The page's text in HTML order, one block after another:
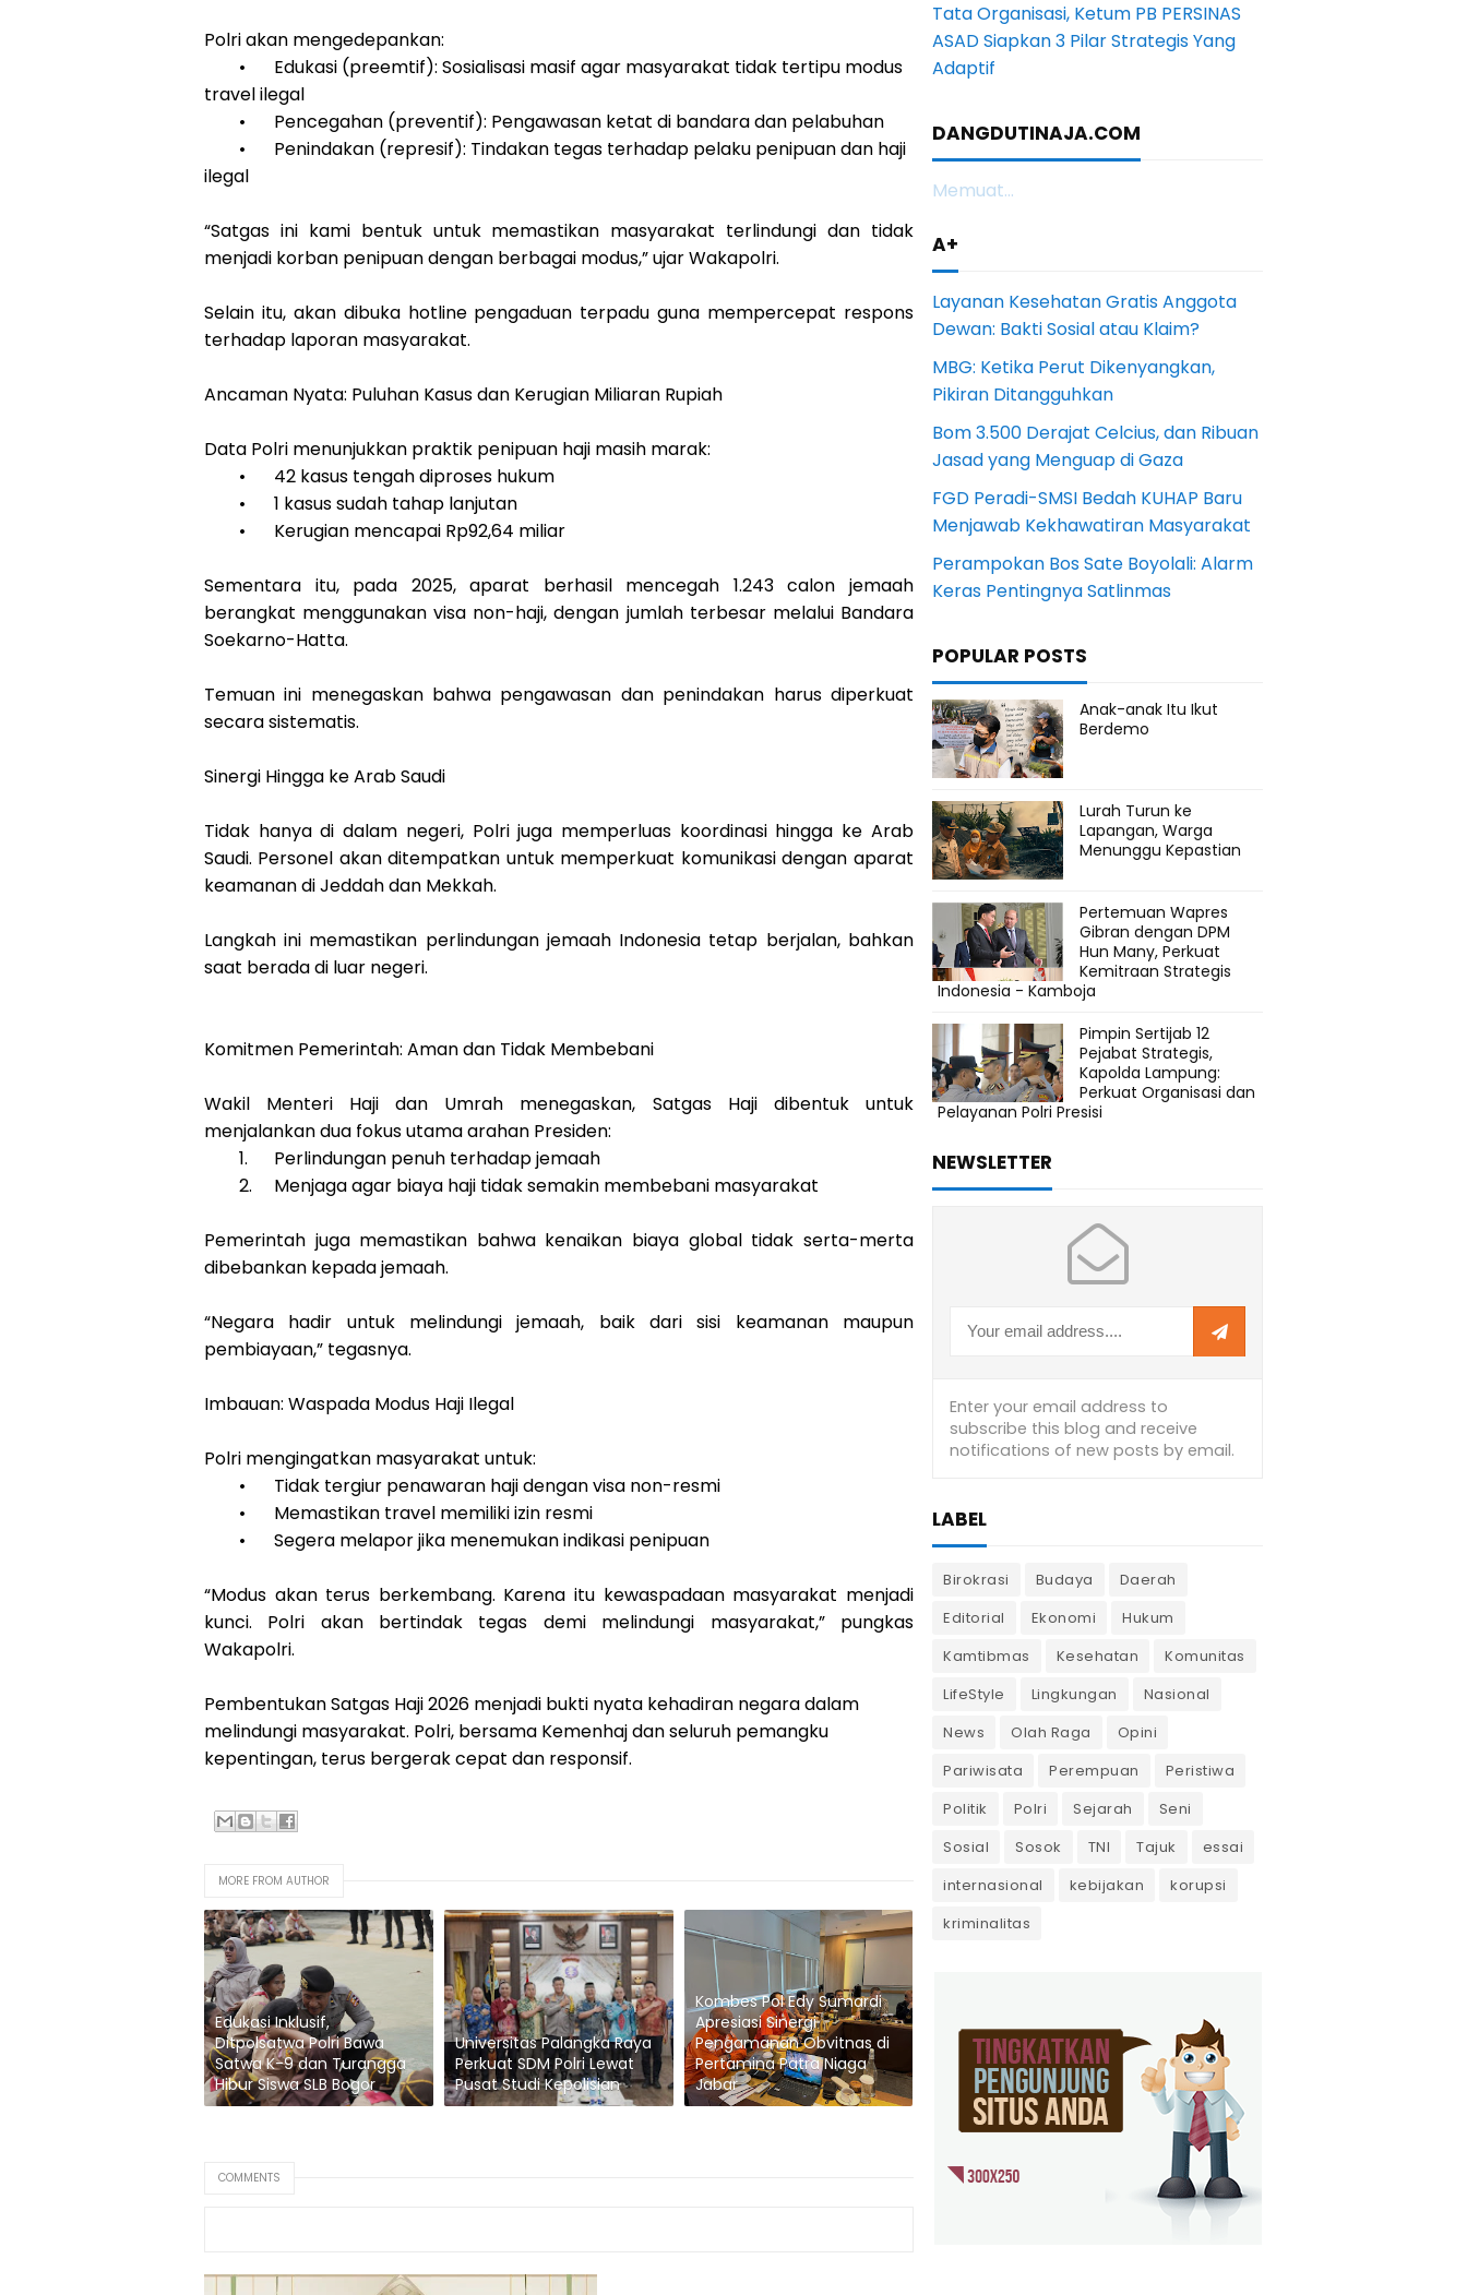
Polri akan mengedepankan:
•
Edukasi (preemtif): Sosialisasi masif agar masyarakat tidak tertipu modus
travel ilegal
•
Pencegahan (preventif): Pengawasan ketat di bandara dan pelabuhan
•
Penindakan (represif): Tindakan tegas terhadap pelaku penipuan dan haji
ilegal
“Satgas ini kami bentuk untuk memastikan masyarakat terlindungi dan tidak
menjadi korban penipuan dengan berbagai modus,” ujar Wakapolri.
Selain itu, akan dibuka hotline pengaduan terpadu guna mempercepat respons
terhadap laporan masyarakat.
Ancaman Nyata: Puluhan Kasus dan Kerugian Miliaran Rupiah
Data Polri menunjukkan praktik penipuan haji masih marak:
•
42 kasus tengah diproses hukum
•
1 kasus sudah tahap lanjutan
•
Kerugian mencapai Rp92,64 miliar
Sementara itu, pada 2025, aparat berhasil mencegah 1.243 calon jemaah
berangkat menggunakan visa non-haji, dengan jumlah terbesar melalui Bandara
Soekarno-Hatta.
Temuan ini menegaskan bahwa pengawasan dan penindakan harus diperkuat
secara sistematis.
Sinergi Hingga ke Arab Saudi
Tidak hanya di dalam negeri, Polri juga memperluas koordinasi hingga ke Arab
Saudi. Personel akan ditempatkan untuk memperkuat komunikasi dengan aparat
keamanan di Jeddah dan Mekkah.
Langkah ini memastikan perlindungan jemaah Indonesia tetap berjalan, bahkan
saat berada di luar negeri.
Komitmen Pemerintah: Aman dan Tidak Membebani
Wakil Menteri Haji dan Umrah menegaskan, Satgas Haji dibentuk untuk
menjalankan dua fokus utama arahan Presiden:
1.
Perlindungan penuh terhadap jemaah
2.
Menjaga agar biaya haji tidak semakin membebani masyarakat
Pemerintah juga memastikan bahwa kenaikan biaya global tidak serta-merta
dibebankan kepada jemaah.
“Negara hadir untuk melindungi jemaah, baik dari sisi keamanan maupun
pembiayaan,” tegasnya.
Imbauan: Waspada Modus Haji Ilegal
Polri mengingatkan masyarakat untuk:
•
Tidak tergiur penawaran haji dengan visa non-resmi
•
Memastikan travel memiliki izin resmi
•
Segera melapor jika menemukan indikasi penipuan
“Modus akan terus berkembang. Karena itu kewaspadaan masyarakat menjadi
kunci. Polri akan bertindak tegas demi melindungi masyarakat,” pungkas
Wakapolri.
Pembentukan Satgas Haji 2026 menjadi bukti nyata kehadiran negara dalam
melindungi masyarakat. Polri, bersama Kemenhaj dan seluruh pemangku
kepentingan, terus bergerak cepat dan responsif.
MORE FROM AUTHOR
Edukasi Inklusif,
Ditpolsatwa Polri Bawa
Satwa K-9 dan Turangga
Hibur Siswa SLB Bogor
Universitas Palangka Raya
Perkuat SDM Polri Lewat
Pusat Studi Kepolisian
Kombes Pol Edy Sumardi
Apresiasi Sinergi
Pengamanan Obvitnas di
Pertamina Patra Niaga
Jabar
COMMENTS
Tata Organisasi, Ketum PB PERSINAS
ASAD Siapkan 3 Pilar Strategis Yang
Adaptif
DANGDUTINAJA.COM
Memuat...
A+
Layanan Kesehatan Gratis Anggota
Dewan: Bakti Sosial atau Klaim?
MBG: Ketika Perut Dikenyangkan,
Pikiran Ditangguhkan
Bom 3.500 Derajat Celcius, dan Ribuan
Jasad yang Menguap di Gaza
FGD Peradi-SMSI Bedah KUHAP Baru
Menjawab Kekhawatiran Masyarakat
Perampokan Bos Sate Boyolali: Alarm
Keras Pentingnya Satlinmas
POPULAR POSTS
Anak-anak Itu Ikut
Berdemo
Lurah Turun ke
Lapangan, Warga
Menunggu Kepastian
Pertemuan Wapres
Gibran dengan DPM
Hun Many, Perkuat
Kemitraan Strategis
Indonesia - Kamboja
Pimpin Sertijab 12
Pejabat Strategis,
Kapolda Lampung:
Perkuat Organisasi dan
Pelayanan Polri Presisi
NEWSLETTER
LABEL
Birokrasi Budaya
Daerah
Editorial
Ekonomi
Hukum
Kamtibmas
Kesehatan
Komunitas
LifeStyle
Lingkungan
Nasional
News
Olah Raga
Opini
Pariwisata
Perempuan
Peristiwa
Politik
Polri Sejarah
Seni
Sosial
Sosok TNI Tajuk
essai
internasional
kebijakan
korupsi
kriminalitas